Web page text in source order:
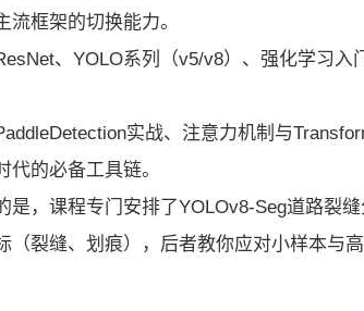
框架的切换能力。
、YOLO系列（v5/v8）、强化学习
实战、注意力机制与
的必备工具链。
是，课程专门安排了YOLOv8-Seg道路裂
（裂缝、划痕），后者教你应对小样本